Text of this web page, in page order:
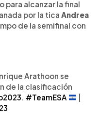
para alcanzar la final
por la tica Andrea
de la semifinal con
Arathoon se
de la clasificación
. #TeamESA